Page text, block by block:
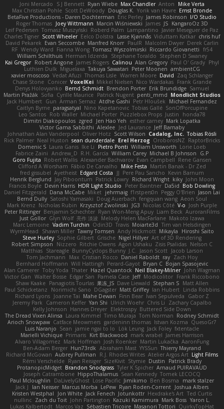
Joni Mercado S J Bennett Ryan Wiebe Max Chandler Anton
Mike Verta
Max Christian Pohle Scott DeWoody Douglas K. Yorik van Havre Ernst Bronde
BetaFive Productions - Daren Dochterman Eric Perley James Robinson I/O Studio
Roger Thomas Joey Wittmann Marcin Wiśniewski James JS KangaroOz 3D
Leif Pedersen Tomasz Muszyński Roberd Palm Lampantino Javier Meseguer de Paz
Charles Tigner Scott Wheeler Eelco Dolstra Lasse Kjønnås Viduttam Katkar chris huf
David Pekarek Evan Seccombe Manfred Knorr PaulR Malcolm Dwyer Derek Carlin
RF Wendy Ward Fianna Wong Tomasz Wyszolmirski Riccardo Giovanetti fr54
William Schilthuis Herman Idzerda Stephane Toraldo Stephen D Swaney
Kai Gregor Robert Angone James Rogers Calinou Alan Gregory Paul O' Grady Phyl
Luthien Dulk Miguelaxa Takuya Sawatari Peter Moonen ambientCG
xavier moscoso Vedat Afuzi Thomas Lisle Warren Moore David Zaq Schlanger
Chase Stone Conicer VoxelKei Mikkel Nielsen Nico Wardakas Frank Grande
Denys Holovyanko Bernd Schmidt Brendon Porter Erik Brundidge Samuel
Martin Pražák Sofia Cyrille Maurice Patrick Nugent penti_mmd Mondlicht Studios
Jack Humbert Gun Arman Sernaz Atdhe Gashi Petr Hloušek
Michael Fernandez
Caitlyn Byrne paragsatyal Nino Kapetanovic Tobias Gallé SonOfPorcupine
Leo Santos Rob Waller Michael Porter Puzzlebox Props Justin
honda78
Dimitri Diakopoulos zgred Jen Hao Yeh esther carney Mark Lopatka
Victor Gama Sabbithi Alexlee Jed Laurance Jeff Barnaby
Johnathan Alan Vanderpool Oliver Hotz Scott Wilson Cadalog, Inc. Tobias Rösli
Rick Palmer Neal Huston sean dunderdale Erel Herzog OroborosNZ RaptorBricks
Domenic S Laura Ganis Ike Li Pietro Ponti William Unsworth Lorie Loeb
Fabrice Zaini Andrew_D R.H. García William Carey Michael B Johnson
G.P
Goro Fujita Robert Wallis Alexander Bachvarov Evan Campbell Rene Gansen
Clifford A Worsham Fábio De Carvalho Mike Festa Martin Banak - Dr Zed
fred gissubel Ayetheist Edgard Costa JJ Pere Pau Sancho Kevin Barnum
Henrik Berglund Jay Piboontum Patrick Lowry Richard Wright kiky John Moon
Francis Boyle Devin Harris HDR Light Studio Peter Baintner Da5id Bob Dowling
Daniel Fitzgerald Dana McCabe Miket jehrmaig f1rstpers0n Peggy O'Brien Jason Lai
Bernd Dully Satoshi Yamasaki Doug Auerbach fengquan wang Aeon Soul
Mark Krenz Nicholas Rubin Krzysztof Zwolinski JG3 Nicolas Côté V-o Josh Purple
Peter Rittinger Benjamin Schechter Ryan Won-Meng Apuy Liam Beck AuroranFilms
Just Gollor Glyn Wolf 亮作 淡波 Melody Helen MacFarlane Makoto Izawa
Marc Lemoine Vadim Turchin Odin3D Travis Moiarte3d Tim van Helsdingen
WyrmHead
Shawn Miller Tawny Tomsen Andy Hickmott Mikayla
Hiroshi Saito
Steve Hurley Sophie Gilbert Grische Nigel Hillyer Art of 3D Rendering
Robert Simpson
Nizzero Ritchie Owens Agon Ushaku Zisis Psalidas Nelson C
Matthias Stareagle BunnyCyclops Bunny J.C. Jason Scott Jacob Larson
Tom Jachmann
Max Cristian Rocco Daniel Raboldt ray Zach Hoy
Bernhard Hoffmann Will Hattingh Perard-Gayot Bryan C Bojan Spasojevic
Alan Camerer Toby Yoda Thater Hazel Quantock Neil Blakey-Milner John Wagman
Victor Gan Walter Bosse Edgar San Pamela Case Jeff Modicolitor Frank Riccobono
Shaw Kaake Panagiotis Tourlas 果冻_JS Dave Liewald Stephan S Matt Allen
Paul Schicketanz
Norimichi Sano DGagster Matt Griffey Ian Hubert Linda Robbins
Richard Lyons Joanne Tai Mahe Dewan Finn Bear Ivan Sepulveda
Gabor Z
Jeremy Park
Cameron Keffer Yan Shi Ulrich Woehr Chris Li
Zachary Capalbo
Kelly Johnson Hannes Dreyer Elektrospy Buttered Side Down
The Dread Vixen Alinsa Laura Kimmel Timo Muraja Tom Norman Rodney Schmidt
Arioch Snowpaw Catface Meowmers gardeninn thomas Istvan Kozma QuesoGr7
Luis Naranjo Sean jamie ngai to lo Lök Leung Jack Foley fxtentacle
Marielli Vichique Primaris Kirt Blackwood mark wrabel James Harrison
Alvaro Villagomez Mark Hoffman Josh Roenker Martin Lukačka AaronFung
Ben-Adam Berger Hun73rdk Abraham Mast YYSSun Thierry Mayrand
Richard McGowan Aubrey Pullman R.J. Rhodes Writes Atelier Argos Art Light Films
Rémi Verschelde Ryan Reisiger SizeKivit Stymie Dustin
Patrick Brady
ProtanopicMidget Brandon Snodgrass Tyler K Spicher Arnaud PUIRAVAUD
Joseph Catrambone HippoThalamus Sean Kennedy Tomek LECOCQ
Paul Mcloughlin
DaLivelyGhost Lose Pacific Jimikimo Ben Bosma
mark stalzer
Jack J
Ian Neisser Marcus Morba LePew Ryan Roden-Corrent Joshua Albers
Kristen Westphal
Jon White Jack Fenech Jotunkottr Hexdrake's Art Ted Curtis
nullinc Zach du Toit John Partington Kazuki Kamimura Mark Boss Yaron L.
Lukas Kalbertodt Marcos Vaz Sébastien Tricoire Masanori Tottori QuirkyTopHat